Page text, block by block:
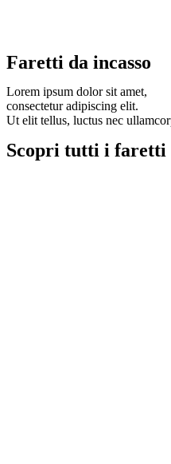
Faretti da incasso
Lorem ipsum dolor sit amet,
consectetur adipiscing elit.
Ut elit tellus, luctus nec
Scopri tutti i faretti